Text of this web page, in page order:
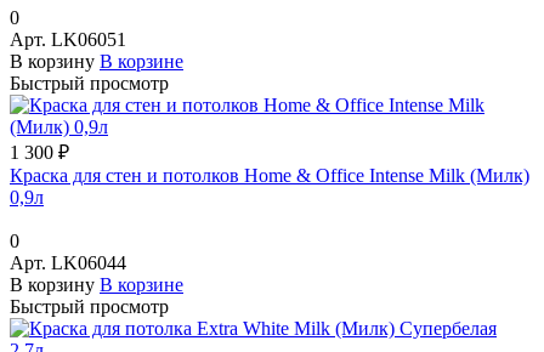
0
Арт. LK06051
В корзину В корзине
Быстрый просмотр
1 300 ₽
Краска для стен и потолков Home & Office Intense Milk (Милк)
0,9л
0
Арт. LK06044
В корзину В корзине
Быстрый просмотр